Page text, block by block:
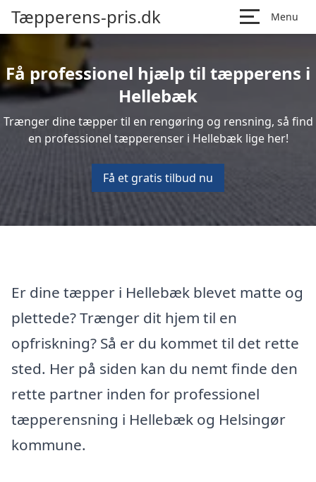
Tæpperens-pris.dk Menu
Få professionel hjælp til tæpperens i
Hellebæk
Trænger dine tæpper til en rengøring og rensning, så find
en professionel tæpperenser i Hellebæk lige her!
Få et gratis tilbud nu
Er dine tæpper i Hellebæk blevet matte og
plettede? Trænger dit hjem til en
opfriskning? Så er du kommet til det rette
sted. Her på siden kan du nemt finde den
rette partner inden for professionel
tæpperensning i Hellebæk og Helsingør
kommune.